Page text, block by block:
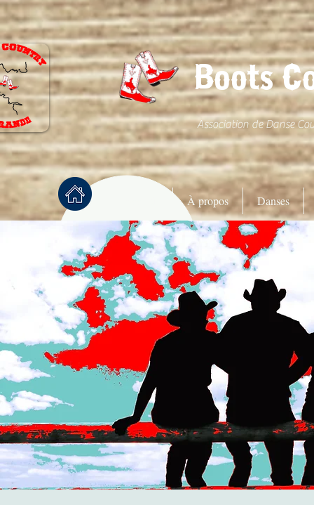
Boots
Association de Danse
À propos Danses